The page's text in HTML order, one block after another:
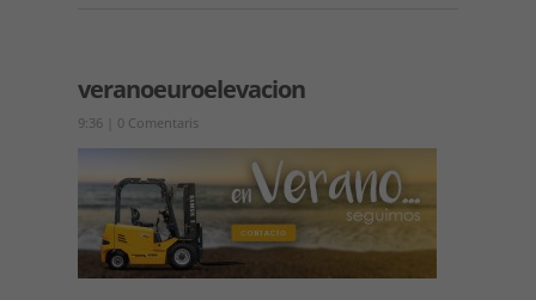
veranoeuroelevacion
9:36 0 Comentaris